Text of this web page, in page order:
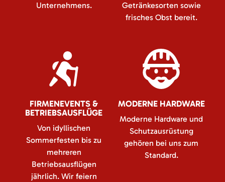
Unternehmens.
Getränkesorten sowie
frisches Obst bereit.
FIRMENEVENTS &
BETRIEBSAUSFLÜGE
Von idyllischen
Sommerfesten bis zu
mehreren
Betriebsausflügen
jährlich. Wir feiern
MODERNE HARDWARE
Moderne Hardware und
Schutzausrüstung
gehören bei uns zum
Standard.